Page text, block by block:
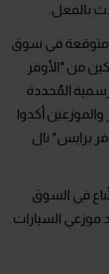
بالفعل.
في سوق
من "الأوفر
المُحددة
أكدوا
برايس" نال
في السوق
موزعي السيارات.